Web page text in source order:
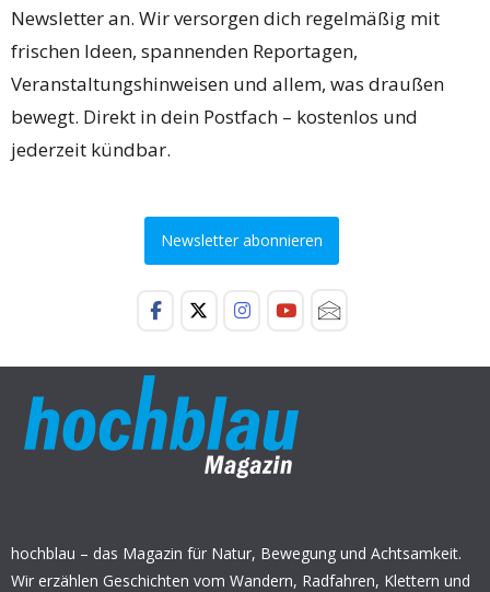
Newsletter an. Wir versorgen dich regelmäßig mit
frischen Ideen, spannenden Reportagen,
Veranstaltungshinweisen und allem, was draußen
bewegt. Direkt in dein Postfach – kostenlos und
jederzeit kündbar.
Newsletter abonnieren
hochblau – das Magazin für Natur, Bewegung und Achtsamkeit.
Wir erzählen Geschichten vom Wandern, Radfahren, Klettern und